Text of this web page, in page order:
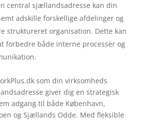
central sjællandsadresse kan din
adskille forskellige afdelinger og
struktureret organisation. Dette kan
forbedre både interne processer og
som din virksomheds
giver dig en strategisk
adgang til både København,
og Sjællands Odde. Med fleksible